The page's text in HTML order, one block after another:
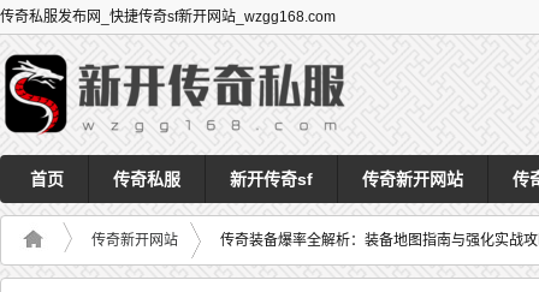
传奇私服发布网_快捷传奇sf新开网站_wzgg168.com
首页 传奇私服 新开传奇sf 传奇新开网站 传
传奇新开网站 传奇装备爆率全解析：装备地图指南与强化实战